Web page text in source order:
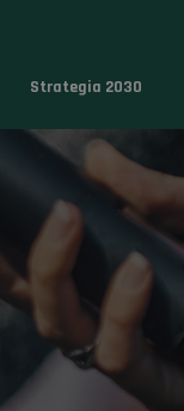
Strategia 2030